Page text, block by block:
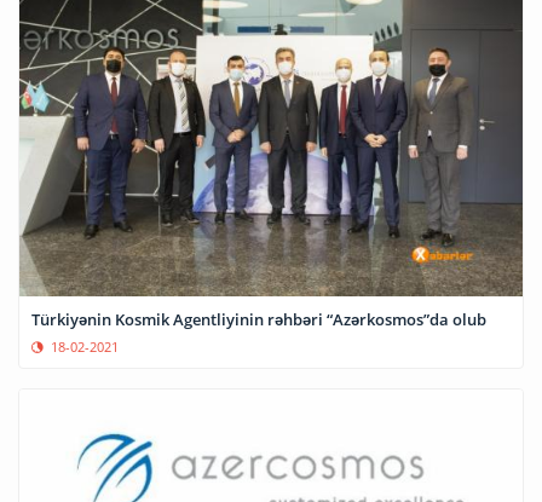
Türkiyənin Kosmik Agentliyinin rəhbəri “Azərkosmos”da olub
18-02-2021